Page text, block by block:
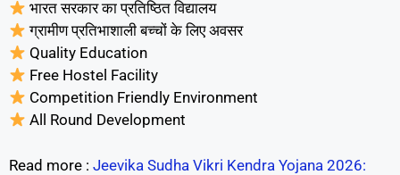
भारत सरकार का प्रतिष्ठित विद्यालय
ग्रामीण प्रतिभाशाली बच्चों के लिए अवसर
Quality Education
Free Hostel Facility
Competition Friendly Environment
All Round Development
Read more : Jeevika Sudha Vikri Kendra Yojana 2026: